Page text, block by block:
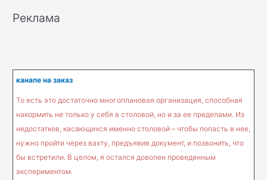
r
o
Реклама
канапе на заказ
То есть это достаточно многоплановая организация, способная
накормить не только у себя в столовой, но и за ее пределами. Из
недостатков, касающихся именно столовой – чтобы попасть в нее,
нужно пройти через вахту, предъявив документ, и позвонить, что
бы встретили. В целом, я остался доволен проведенным
экспериментом.